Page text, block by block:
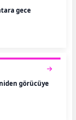
gece
görücüye